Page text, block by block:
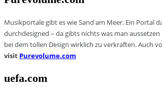
Musikportale gibt es wie Sand am Meer. Ein Portal
durchdesigned – da gibts nichts was man
bei dem tollen Design wirklich zu verkraften. Auch
visit Purevolume.com
uefa.com